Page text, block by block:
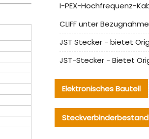
Elektronisches Bauteil
Steckverbinderbestand